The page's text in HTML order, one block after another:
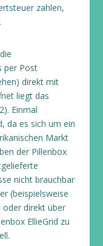
zahlen,
per Post
direkt mit
liegt das
Einmal
da es sich um ein
Markt
der Pillenbox
nicht brauchbar
(beispielsweise
oder direkt über
EllieGrid zu